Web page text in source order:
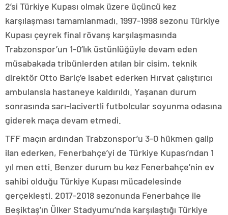
2’si Türkiye Kupası olmak üzere üçüncü kez
karşılaşması tamamlanmadı. 1997-1998 sezonu Türkiye
Kupası çeyrek final rövanş karşılaşmasında
Trabzonspor’un 1-0’lık üstünlüğüyle devam eden
müsabakada tribünlerden atılan bir cisim, teknik
direktör Otto Bariç’e isabet ederken Hırvat çalıştırıcı
ambulansla hastaneye kaldırıldı. Yaşanan durum
sonrasında sarı-lacivertli futbolcular soyunma odasına
giderek maça devam etmedi.
TFF maçın ardından Trabzonspor’u 3-0 hükmen galip
ilan ederken, Fenerbahçe’yi de Türkiye Kupası’ndan 1
yıl men etti. Benzer durum bu kez Fenerbahçe’nin ev
sahibi olduğu Türkiye Kupası mücadelesinde
gerçekleşti. 2017-2018 sezonunda Fenerbahçe ile
Beşiktaş’ın Ülker Stadyumu’nda karşılaştığı Türkiye